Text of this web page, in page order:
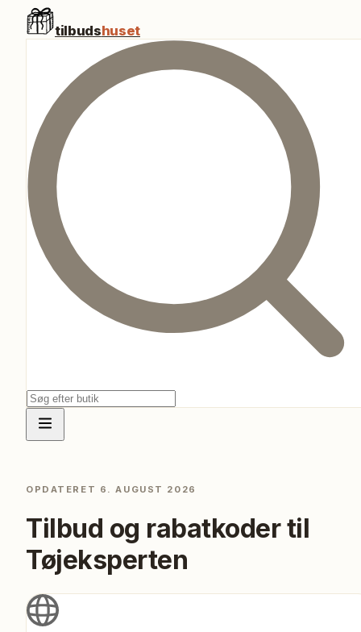
tilbudshuset
OPDATERET 6. AUGUST 2026
Tilbud og rabatkoder til
Tøjeksperten